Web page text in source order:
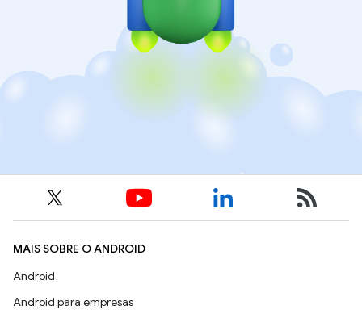
MAIS SOBRE O ANDROID
Android
Android para empresas